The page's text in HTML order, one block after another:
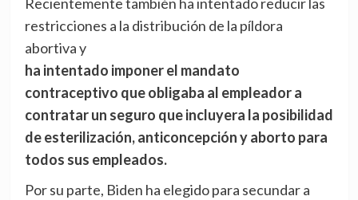
Recientemente también ha intentado reducir las
restricciones a la distribución de la píldora
abortiva y
ha intentado imponer el mandato
contraceptivo que obligaba al empleador a
contratar un seguro que incluyera la posibilidad
de esterilización, anticoncepción y aborto para
todos sus empleados.
Por su parte, Biden ha elegido para secundar a